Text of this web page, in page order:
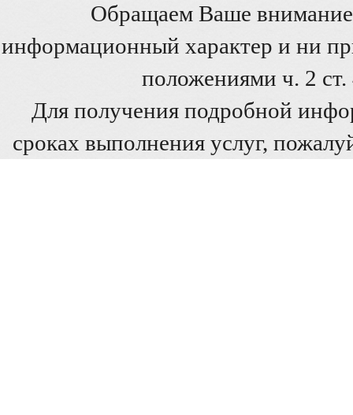
Обращаем Ваше внимание
информационный характер и ни
положениями ч. 2
Для получения подробной
сроках выполнения услуг,